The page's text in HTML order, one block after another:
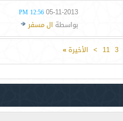
05-11-2013
12:56 PM
بواسطة ال مسفر
3
11
> الأخيرة»